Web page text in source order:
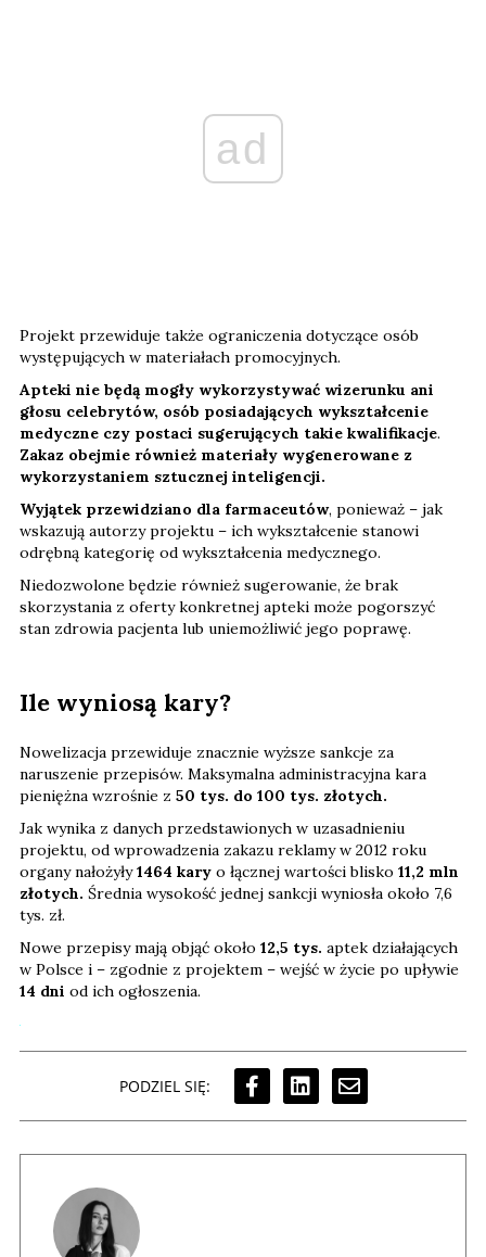
ad
Projekt przewiduje także ograniczenia dotyczące osób
występujących w materiałach promocyjnych.
Apteki nie będą mogły wykorzystywać wizerunku ani
głosu celebrytów, osób posiadających wykształcenie
medyczne czy postaci sugerujących takie kwalifikacje.
Zakaz obejmie również materiały wygenerowane z
wykorzystaniem sztucznej inteligencji.
Wyjątek przewidziano dla farmaceutów, ponieważ – jak
wskazują autorzy projektu – ich wykształcenie stanowi
odrębną kategorię od wykształcenia medycznego.
Niedozwolone będzie również sugerowanie, że brak
skorzystania z oferty konkretnej apteki może pogorszyć
stan zdrowia pacjenta lub uniemożliwić jego poprawę.
Ile wyniosą kary?
Nowelizacja przewiduje znacznie wyższe sankcje za
naruszenie przepisów. Maksymalna administracyjna kara
pieniężna wzrośnie z 50 tys. do 100 tys. złotych.
Jak wynika z danych przedstawionych w uzasadnieniu
projektu, od wprowadzenia zakazu reklamy w 2012 roku
organy nałożyły1464 kary o łącznej wartości blisko 11,2 mln
złotych. Średnia wysokość jednej sankcji wyniosła około 7,6
tys. zł.
Nowe przepisy mają objąć około 12,5 tys. aptek działających
w Polsce i – zgodnie z projektem – wejść w życie po upływie
14 dni od ich ogłoszenia.
PODZIEL SIĘ: